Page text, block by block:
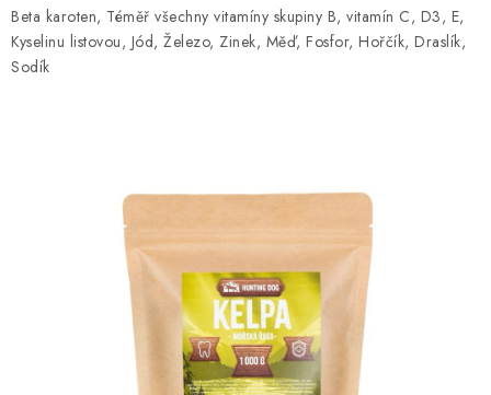
Beta karoten, Téměř všechny vitamíny skupiny B, vitamín C, D3, E,
Kyselinu listovou, Jód, Železo, Zinek, Měď, Fosfor, Hořčík, Draslík,
Sodík